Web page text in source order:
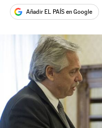
Añadir EL PAÍS en Google